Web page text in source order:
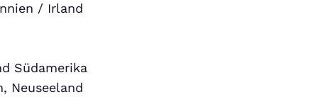
/ Irland
Südamerika
Neuseeland